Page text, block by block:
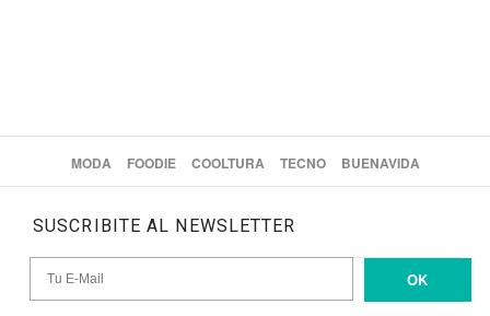
MODA FOODIE COOLTURA TECNO BUENAVIDA
SUSCRIBITE AL NEWSLETTER
OK